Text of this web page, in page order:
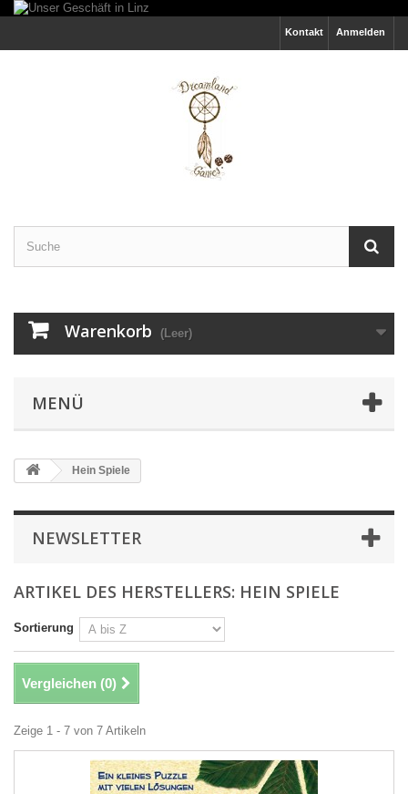
Anmelden
Kontakt
Warenkorb (Leer)
MENÜ
Hein Spiele
NEWSLETTER
ARTIKEL DES HERSTELLERS: HEIN SPIELE
Sortierung
Vergleichen (0)
Zeige 1 - 7 von 7 Artikeln